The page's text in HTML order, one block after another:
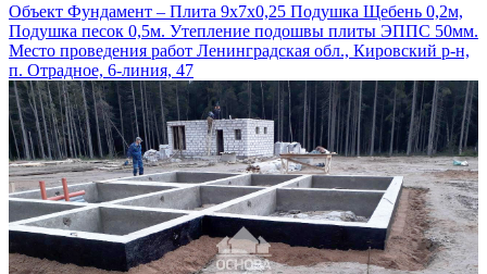
Объект Фундамент – Плита 9х7х0,25 Подушка Щебень 0,2м,
Подушка песок 0,5м. Утепление подошвы плиты ЭППС 50мм.
Место проведения работ Ленинградская обл., Кировский р-н,
п. Отрадное, 6-линия, 47